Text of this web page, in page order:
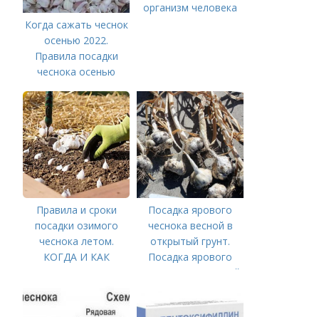
Когда сажать чеснок
осенью 2022.
Правила посадки
чеснока осенью
организм человека
Правила и сроки
посадки озимого
чеснока летом.
КОГДА И КАК
ЧЕСНОК
Посадка ярового
чеснока весной в
открытый грунт.
Посадка ярового
чеснока в открытый